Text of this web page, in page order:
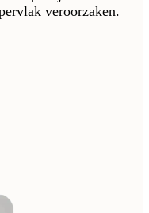
veroorzaken.